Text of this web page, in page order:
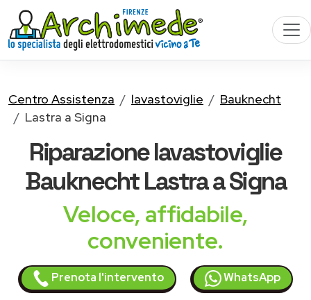
Centro Assistenza lavastoviglie
Bauknecht
Lastra a Signa
Riparazionelavastoviglie
BauknechtLastra a Signa
Veloce, affidabile,
conveniente.
Prenota l'intervento WhatsApp